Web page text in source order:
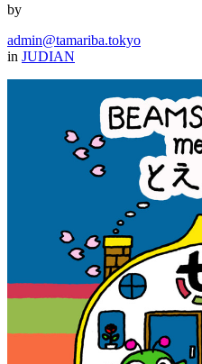
by
admin@tamariba.tokyo
in JUDIAN